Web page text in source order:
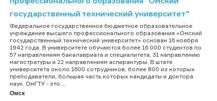
государственный технический университет"
Федеральное государственное бюджетное образовательное
учреждение высшего профессионального образования «Омский
государственный технический университет» основан 16 ноября
1942 года. В университете обучаются более 16 000 студентов по
57 направлениям бакалавриата и специалитета, 31 направлению
магистратуры и 22 направлениям аспирантуры. В штате
университета около 1600 сотрудников, более 800 из которых
преподаватели, большая часть которых кандидаты и доктора
наук. ОмГТУ - это ...
Омск